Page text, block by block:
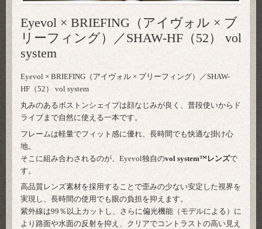
Eyevol × BRIEFING（アイヴォル × ブ
リーフィング）／SHAW-HF（52） vol
system
Eyevol × BRIEFING（アイヴォル × ブリーフィング）／SHAW-
HF（52） vol system
丸みのあるボストンシェイプは顔なじみが良く、普段使いからド
ライブまで自然に使える一本です。
フレームは軽量でフィット感に優れ、長時間でも快適な掛け心
地。
そこに組み合わされるのが、Eyevol独自のvol system™レンズで
す。
高品質レンズ素材を採用することで歪みの少ない安定した視界を
実現し、長時間の使用でも眼の負担を抑えます。
紫外線は99％以上カットし、さらに偏光機能（モデルによる）に
より路面や水面の反射を抑え、クリアでコントラストの高い見え